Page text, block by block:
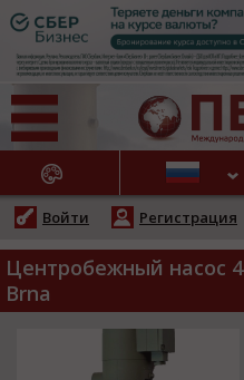
НОВОСТИ
Войти Регистрация
Центробежный насос
Brna